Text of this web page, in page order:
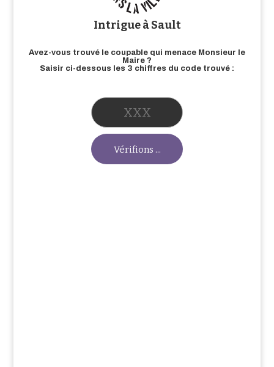
Intrigue à Sault
Avez-vous trouvé le coupable qui menace Monsieur le
Maire ?
Saisir ci-dessous les 3 chiffres du code trouvé :